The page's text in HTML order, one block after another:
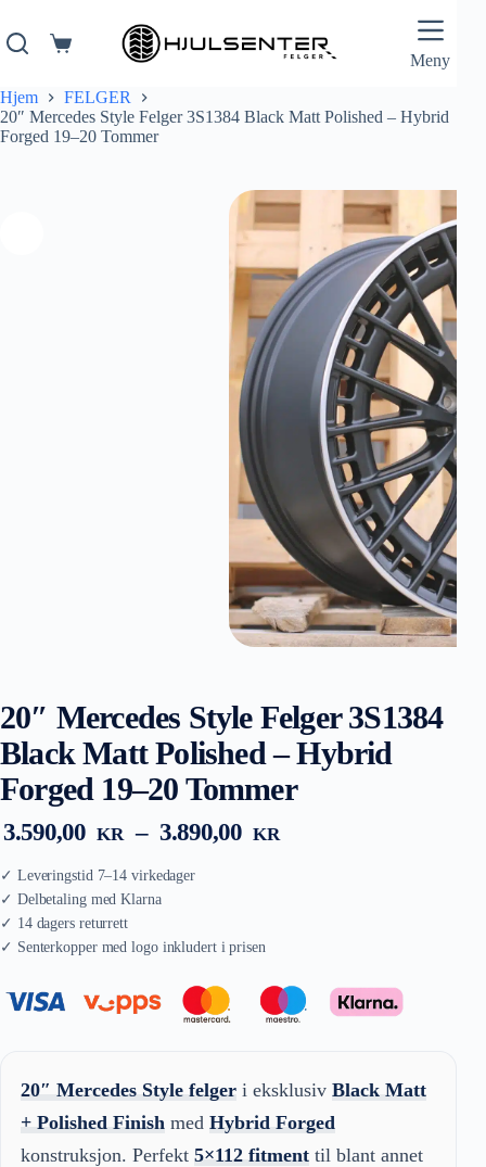
innholdetHandlekurv Meny
Hjem
FELGER
20″ Mercedes Style Felger 3S1384 Black Matt Polished – Hybrid
Forged 19–20 Tommer
20″ Mercedes Style Felger 3S1384
Black Matt Polished – Hybrid
Forged 19–20 Tommer
3.590,00 KR – 3.890,00 KR
20″ Mercedes Style felger i eksklusiv Black Matt
+ Polished Finish med Hybrid Forged
konstruksjon. Perfekt 5×112 fitment til blant annet